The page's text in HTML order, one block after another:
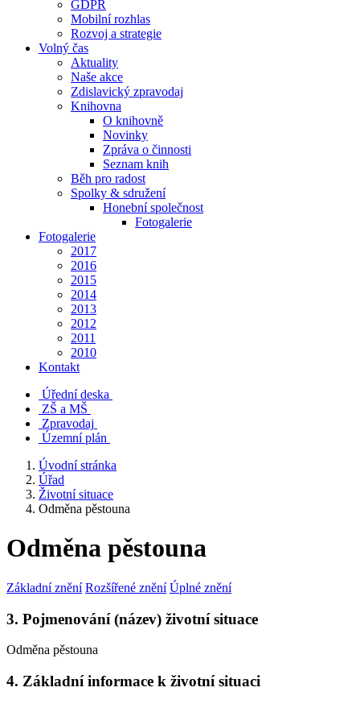
GDPR
Mobilní rozhlas
Rozvoj a strategie
Volný čas
Aktuality
Naše akce
Zdislavický zpravodaj
Knihovna
O knihovně
Novinky
Zpráva o činnosti
Seznam knih
Běh pro radost
Spolky & sdružení
Honební společnost
Fotogalerie
Fotogalerie
2017
2016
2015
2014
2013
2012
2011
2010
Kontakt
Úřední deska
ZŠ a MŠ
Zpravodaj
Územní plán
Úvodní stránka
Úřad
Životní situace
Odměna pěstouna
Odměna pěstouna
Základní znění Rozšířené znění Úplné znění
3. Pojmenování (název) životní situace
Odměna pěstouna
4. Základní informace k životní situaci